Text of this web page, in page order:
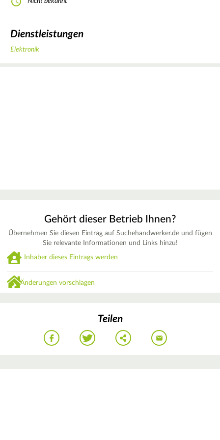
Dienstleistungen
Elektronik
Gehört dieser Betrieb Ihnen?
Übernehmen Sie diesen Eintrag auf Suchehandwerker.de und fügen
Sie relevante Informationen und Links hinzu!
Inhaber dieses Eintrags werden
Änderungen vorschlagen
Teilen